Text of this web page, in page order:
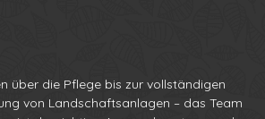
über die Pflege bis zur vollständigen
von Landschaftsanlagen – das Team